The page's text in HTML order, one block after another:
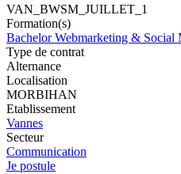
VAN_BWSM_JUILLET_1
Formation(s)
Bachelor Webmarketing & Social
Type de contrat
Alternance
Localisation
MORBIHAN
Etablissement
Vannes
Secteur
Communication
Je postule